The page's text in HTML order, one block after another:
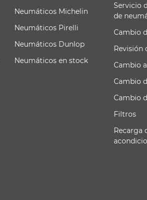
Neumáticos Michelin
Neumáticos Pirelli
Neumáticos Dunlop
Neumáticos en stock
Servicio
de
Cambio
Revisión
Cambio
Cambio
Cambio
Filtros
Recarga